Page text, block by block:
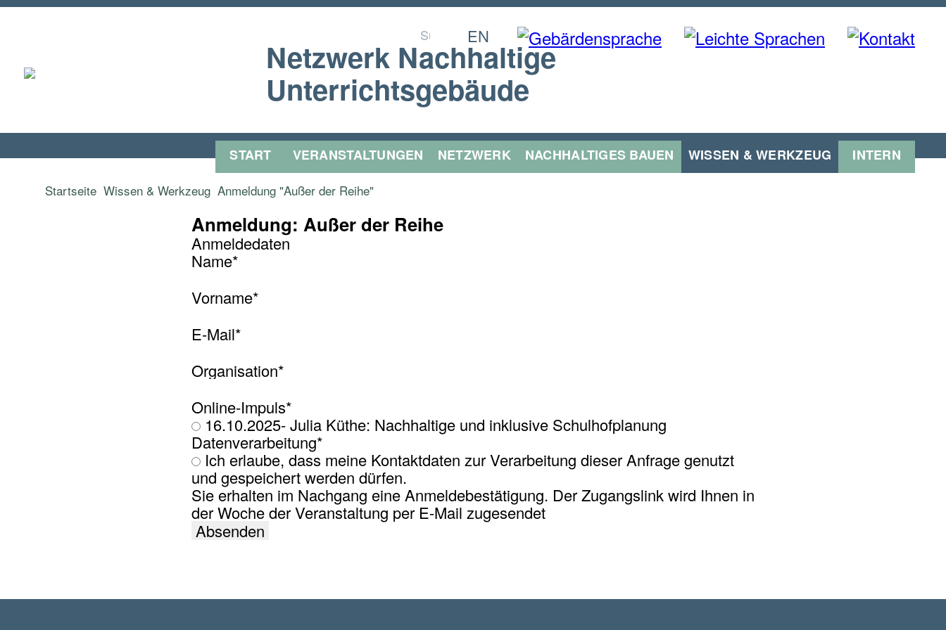
Netzwerk Nachhaltige
Unterrichtsgebäude
SuchformularSuchen nach:
EN
START VERANSTALTUNGEN NETZWERK NACHHALTIGES BAUEN WISSEN & WERKZEUG INTERN
Startseite Wissen & Werkzeug Anmeldung "Außer der Reihe"
Anmeldung: Außer der Reihe
Anmeldedaten
Name*
Vorname*
E-Mail*
Organisation*
Online-Impuls*
16.10.2025- Julia Küthe: Nachhaltige und inklusive Schulhofplanung
Datenverarbeitung*
Ich erlaube, dass meine Kontaktdaten zur Verarbeitung dieser Anfrage genutzt
und gespeichert werden dürfen.
Sie erhalten im Nachgang eine Anmeldebestätigung. Der Zugangslink wird Ihnen in
der Woche der Veranstaltung per E-Mail zugesendet